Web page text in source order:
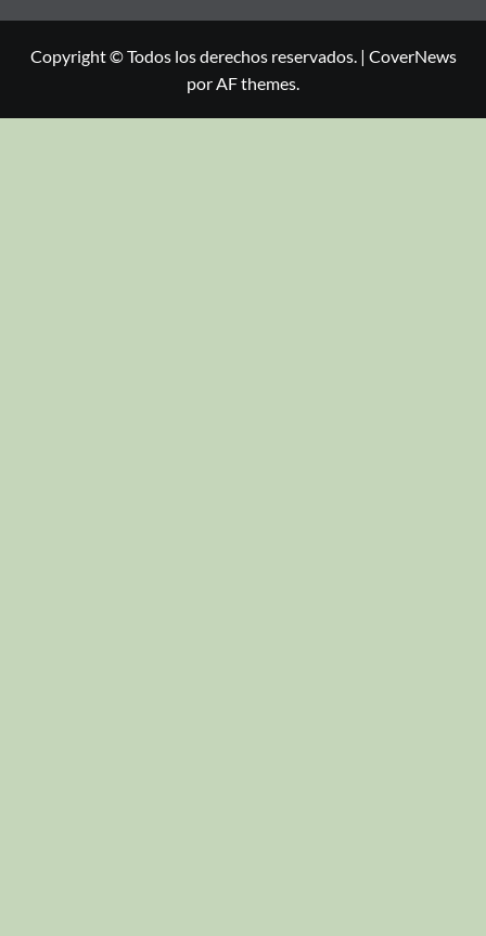
Copyright © Todos los derechos reservados. | CoverNews
por AF themes.